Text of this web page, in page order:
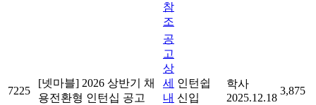
참
조
7225
[넷마블] 2026 상반기 채
용전환형 인턴십 공고
공
고
상
세
내
인턴쉽
신입
학사
2025.12.18
3,875